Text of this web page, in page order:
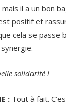
il a un bon
positif et
cela se passe
solidarité !
: Tout à fait.